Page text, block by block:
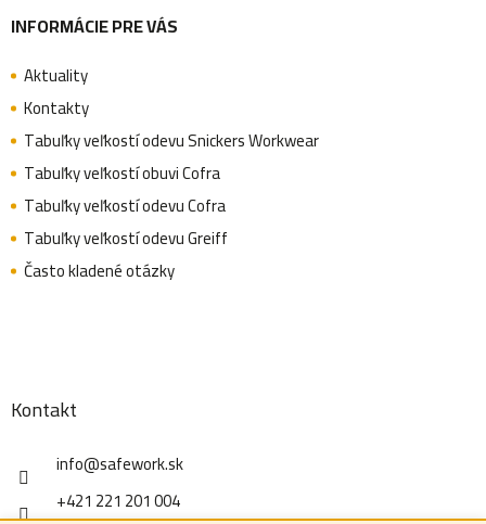
eINFORMÁCIE PRE VÁS
Aktuality
Kontakty
Tabuľky veľkostí odevu Snickers Workwear
Tabuľky veľkostí obuvi Cofra
Tabuľky veľkostí odevu Cofra
Tabuľky veľkostí odevu Greiff
Často kladené otázky
Kontakt
info@safework.sk
+421 221 201 004